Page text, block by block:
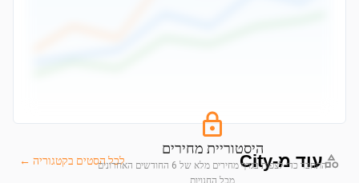
היסטוריית מחירים
התחבר כדי לצפות בגרף מחירים מלא של 6 החודשים האחרונים
מכל החנויות
עוד מ-City לכל הסטים בקטגוריה ←